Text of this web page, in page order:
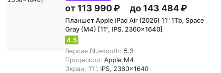
от 113 990 ₽ до 143 484 ₽
Планшет Apple iPad Air (2026) 11" 1Tb, Space
Gray (M4) [11", IPS, 2360x1640]
4.5
Версия Bluetooth: 5.3
Процессор: Apple M4
Экран: 11", IPS, 2360x1640